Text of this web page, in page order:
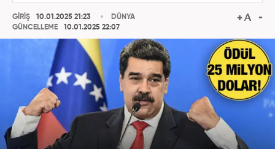
GİRİŞ
10.01.2025 21:23
GÜNCELLEME
10.01.2025 22:07
DÜNYA